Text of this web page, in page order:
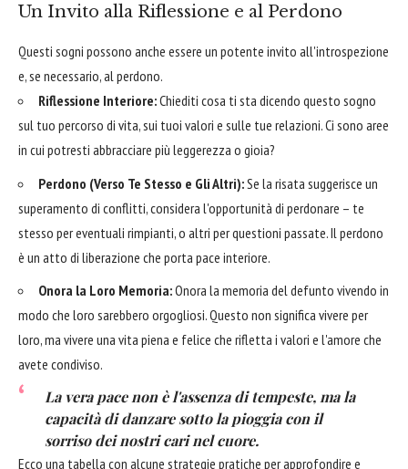
Un Invito alla Riflessione e al Perdono
Questi sogni possono anche essere un potente invito all'introspezione
e, se necessario, al perdono.
Riflessione Interiore:Chiediti cosa ti sta dicendo questo sogno
sul tuo percorso di vita, sui tuoi valori e sulle tue relazioni. Ci sono aree
in cui potresti abbracciare più leggerezza o gioia?
Perdono (Verso Te Stesso e Gli Altri):Se la risata suggerisce un
superamento di conflitti, considera l'opportunità di perdonare – te
stesso per eventuali rimpianti, o altri per questioni passate. Il perdono
è un atto di liberazione che porta pace interiore.
Onora la Loro Memoria:Onora la memoria del defunto vivendo in
modo che loro sarebbero orgogliosi. Questo non significa vivere per
loro, ma vivere una vita piena e felice che rifletta i valori e l'amore che
avete condiviso.
La vera pace non è l'assenza di tempeste, ma la
capacità di danzare sotto la pioggia con il
sorriso dei nostri cari nel cuore.
Ecco una tabella con alcune strategie pratiche per approfondire e